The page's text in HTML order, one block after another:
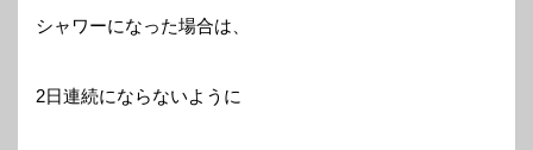
シャワーになった場合は、
2日連続にならないように